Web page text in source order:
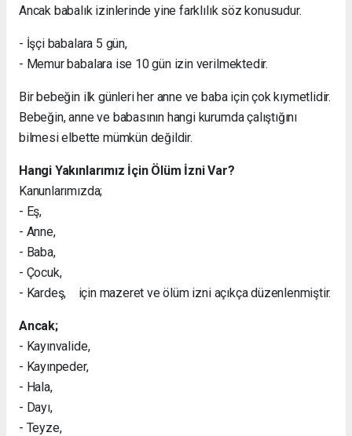
Ancak babalık izinlerinde yine farklılık söz konusudur.
- İşçi babalara 5 gün,
- Memur babalara ise 10 gün izin verilmektedir.
Bir bebeğin ilk günleri her anne ve baba için çok kıymetlidir.
Bebeğin, anne ve babasının hangi kurumda çalıştığını
bilmesi elbette mümkün değildir.
Hangi Yakınlarımız İçin Ölüm İzni Var?
Kanunlarımızda;
- Eş,
- Anne,
- Baba,
- Çocuk,
- Kardeş, için mazeret ve ölüm izni açıkça düzenlenmiştir.
Ancak;
- Kayınvalide,
- Kayınpeder,
- Hala,
- Dayı,
- Teyze,